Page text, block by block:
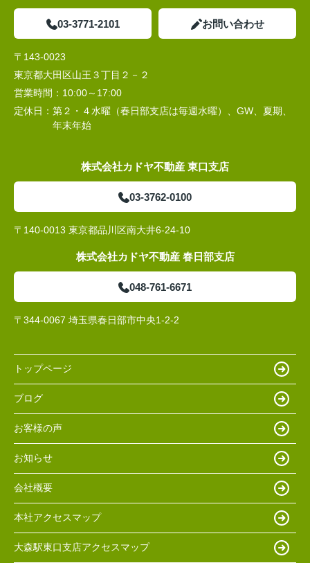
03-3771-2101 お問い合わせ
〒143-0023
東京都大田区山王３丁目２－２
営業時間： 10:00～17:00
定休日： 第２・４水曜（春日部支店は毎週水曜）、GW、夏期、
年末年始
株式会社カドヤ不動産 東口支店
03-3762-0100
〒140-0013 東京都品川区南大井6-24-10
株式会社カドヤ不動産 春日部支店
048-761-6671
〒344-0067 埼玉県春日部市中央1-2-2
トップページ
ブログ
お客様の声
お知らせ
会社概要
本社アクセスマップ
大森駅東口支店アクセスマップ